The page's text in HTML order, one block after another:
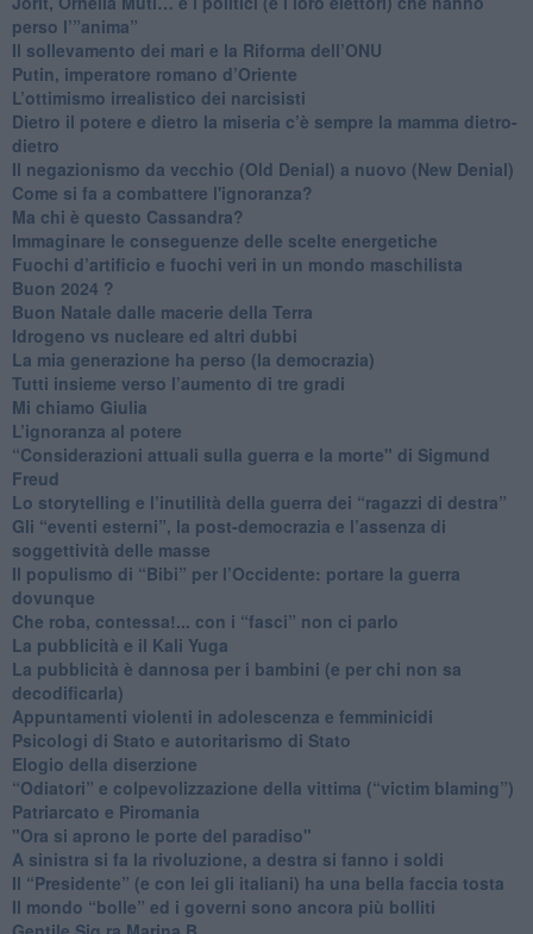
perso l’”anima”
​Il sollevamento dei mari e la Riforma dell’ONU
Putin, imperatore romano d’Oriente
​L’ottimismo irrealistico dei narcisisti
​Dietro il potere e dietro la miseria c’è sempre la mamma dietro-
dietro
Il negazionismo da vecchio (Old Denial) a nuovo (New Denial)
Come si fa a combattere l'ignoranza?
Ma chi è questo Cassandra?
Immaginare le conseguenze delle scelte energetiche
​Fuochi d’artificio e fuochi veri in un mondo maschilista
Buon 2024 ?
​Buon Natale dalle macerie della Terra
​Idrogeno vs nucleare ed altri dubbi
​La mia generazione ha perso (la democrazia)
​Tutti insieme verso l’aumento di tre gradi
Mi chiamo Giulia
L’ignoranza al potere
​“Considerazioni attuali sulla guerra e la morte" di Sigmund
Freud
​Lo storytelling e l’inutilità della guerra dei “ragazzi di destra”
​Gli “eventi esterni”, la post-democrazia e l’assenza di
soggettività delle masse
​Il populismo di “Bibi” per l’Occidente: portare la guerra
dovunque
​Che roba, contessa!... con i “fasci” non ci parlo
La pubblicità e il Kali Yuga
​La pubblicità è dannosa per i bambini (e per chi non sa
decodificarla)
​Appuntamenti violenti in adolescenza e femminicidi
​Psicologi di Stato e autoritarismo di Stato
Elogio della diserzione
“Odiatori” e colpevolizzazione della vittima (“victim blaming”)
​Patriarcato e Piromania
"Ora si aprono le porte del paradiso"
​A sinistra si fa la rivoluzione, a destra si fanno i soldi
​Il “Presidente” (e con lei gli italiani) ha una bella faccia tosta
​Il mondo “bolle” ed i governi sono ancora più bolliti